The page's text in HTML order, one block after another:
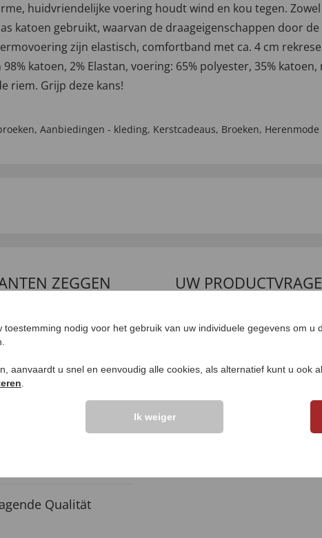
huidvriendelijke voering houdt wind en kou tegen.
katoen gebruikt, waarvan de draageigenschappen door
zijn elastisch, comfortband met ca. 4 cm
katoen, 2% Elastan, voering: 65% polyester, 35%
riem. Grijp deze kans!
, Aanbiedingen - kleding, Kerstcadeaus, Broeken, Herenmode
ZEGGEN
>>
Qualität
UW
nodig voor het gebruik van uw individuele gegevens om u
aanvaardt u snel en eenvoudig alle cookies, als alternatief kunt u ook
Ik weiger